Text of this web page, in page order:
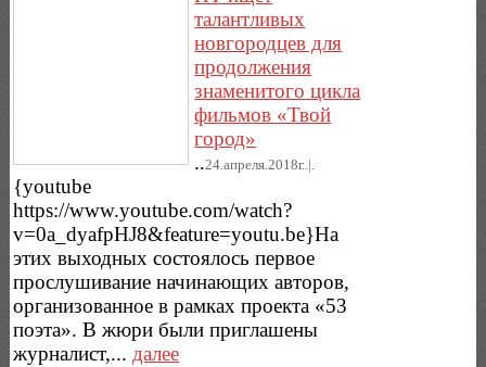
талантливых
новгородцев для
продолжения
знаменитого цикла
фильмов «Твой
город»
..24.апреля.2018г..|.
{youtube
https://www.youtube.com/watch?
v=0a_dyafpHJ8&feature=youtu.be}На
этих выходных состоялось первое
прослушивание начинающих авторов,
организованное в рамках проекта «53
поэта». В жюри были приглашены
журналист,... далее